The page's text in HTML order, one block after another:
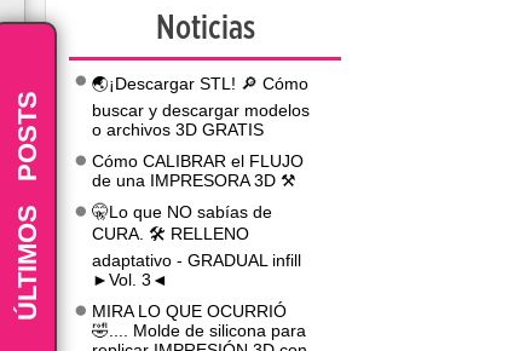
Noticias
🌏¡Descargar STL! 🔎 Cómo
buscar y descargar modelos
o archivos 3D GRATIS
Cómo CALIBRAR el FLUJO
de una IMPRESORA 3D ⚒️
🤫Lo que NO sabías de
CURA. 🛠️ RELLENO
adaptativo - GRADUAL infill
►Vol. 3◄
MIRA LO QUE OCURRIÓ
🤣.... Molde de silicona para
ÚLTIMOS
POSTS